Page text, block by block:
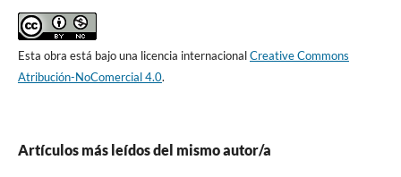
Esta obra está bajo una licencia internacionalCreative Commons
Atribución-NoComercial 4.0.
Artículos más leídos del mismo autor/a